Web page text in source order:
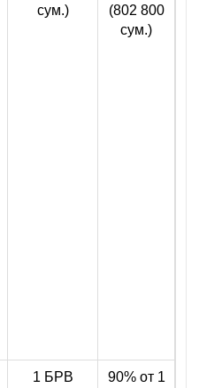
сум.)
(802 800
сум.)
1 БРВ
90% от 1